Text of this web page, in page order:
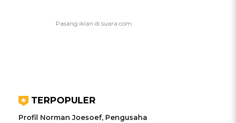
TERPOPULER
Profil Norman Joesoef, Pengusaha